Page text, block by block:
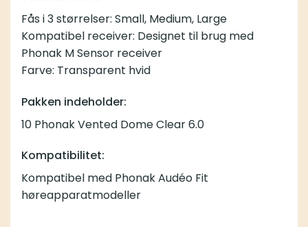
Fås i 3 størrelser: Small, Medium, Large
Kompatibel receiver: Designet til brug med
Phonak M Sensor receiver
Farve: Transparent hvid
Pakken indeholder:
10 Phonak Vented Dome Clear 6.0
Kompatibilitet:
Kompatibel med Phonak Audéo Fit
høreapparatmodeller